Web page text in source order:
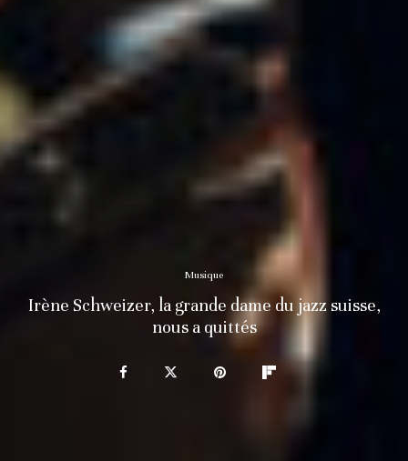
Musique
Irène Schweizer, la grande dame du jazz suisse,
nous a quittés